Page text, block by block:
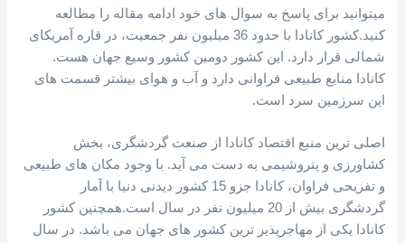
میتوانید برای پاسخ به سوال های خود ادامه مقاله را مطالعه
کنید.کشور کانادا با حدود 36 میلیون نفر جمعیت، در قاره آمریکای
شمالی قرار دارد. این کشور دومین کشور وسیع جهان هست.
کانادا منابع طبیعی فراوانی دارد و آب و هوای بیشتر قسمت های
این سرزمین سرد است.
اصلی ترین منبع اقتصاد کانادا از صنعت گردشگری، بخش
کشاورزی و پتروشیمی به دست می آید. با وجود مکان های طبیعی
و تفریحی فراوان، کانادا جزو 15 کشور دیدنی دنیا با آمار
گردشگری بیش از 20 میلیون نفر در سال است.همچنین کشور
کانادا یکی از مهاجرپذیر ترین کشور های جهان می باشد. در سال